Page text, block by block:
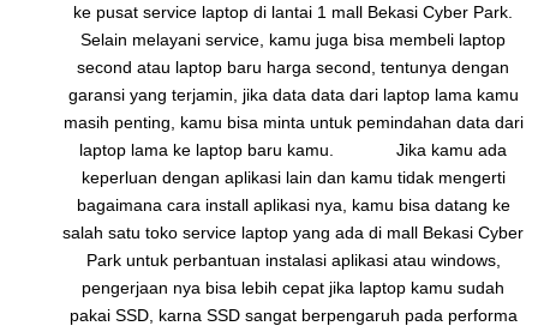
ke pusat service laptop di lantai 1 mall Bekasi Cyber Park.
Selain melayani service, kamu juga bisa membeli laptop
second atau laptop baru harga second, tentunya dengan
garansi yang terjamin, jika data data dari laptop lama kamu
masih penting, kamu bisa minta untuk pemindahan data dari
laptop lama ke laptop baru kamu. Jika kamu ada
keperluan dengan aplikasi lain dan kamu tidak mengerti
bagaimana cara install aplikasi nya, kamu bisa datang ke
salah satu toko service laptop yang ada di mall Bekasi Cyber
Park untuk perbantuan instalasi aplikasi atau windows,
pengerjaan nya bisa lebih cepat jika laptop kamu sudah
pakai SSD, karna SSD sangat berpengaruh pada performa